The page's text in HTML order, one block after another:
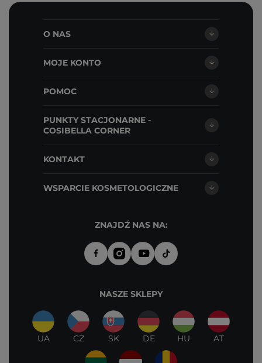
O NAS
MOJE KONTO
POMOC
PUNKTY STACJONARNE -
COSIBELLA CORNER
KONTAKT
WSPARCIE KOSMETOLOGICZNE
ZNAJDŹ NAS NA:
NASZE SKLEPY
UA CZ SK DE HU AT